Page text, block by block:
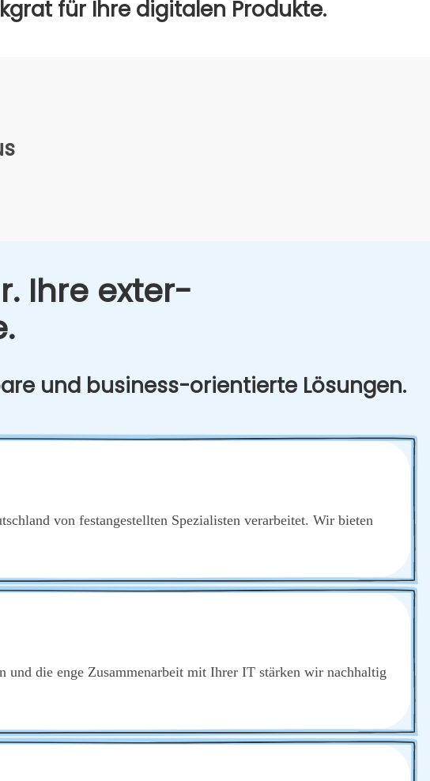
für Ihre digi­ta­len Pro­duk­te.
Ihre exter­
und busi­ness-ori­en­tier­te Lösun­gen.
von fest­an­ge­stell­ten Spe­zia­lis­ten ver­ar­bei­tet. Wir bie­ten
die enge Zusam­men­ar­beit mit Ihrer IT stär­ken wir nach­hal­tig